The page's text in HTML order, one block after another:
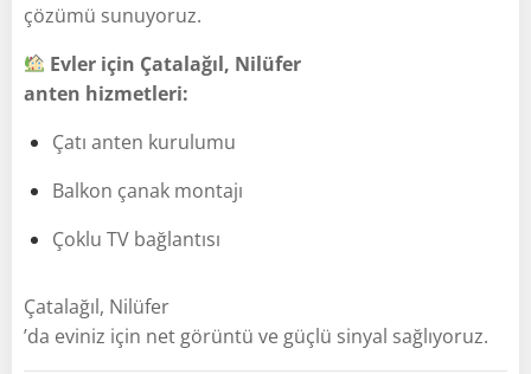
çözümü sunuyoruz.
Evler için Çatalağıl, Nilüfer
anten hizmetleri:
Çatı anten kurulumu
Balkon çanak montajı
Çoklu TV bağlantısı
Çatalağıl, Nilüfer
’da eviniz için net görüntü ve güçlü sinyal sağlıyoruz.